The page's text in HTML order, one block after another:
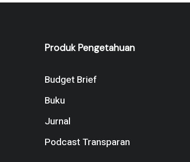
Produk Pengetahuan
Budget Brief
Buku
Jurnal
Podcast Transparan